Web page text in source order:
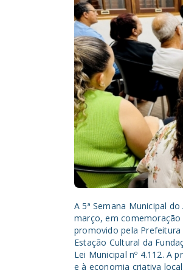
A 5ª Semana Municipal
março, em
promovido pela Prefeitura
Estação Cultural da
Lei Municipal nº 4.112. A
e à economia criativa